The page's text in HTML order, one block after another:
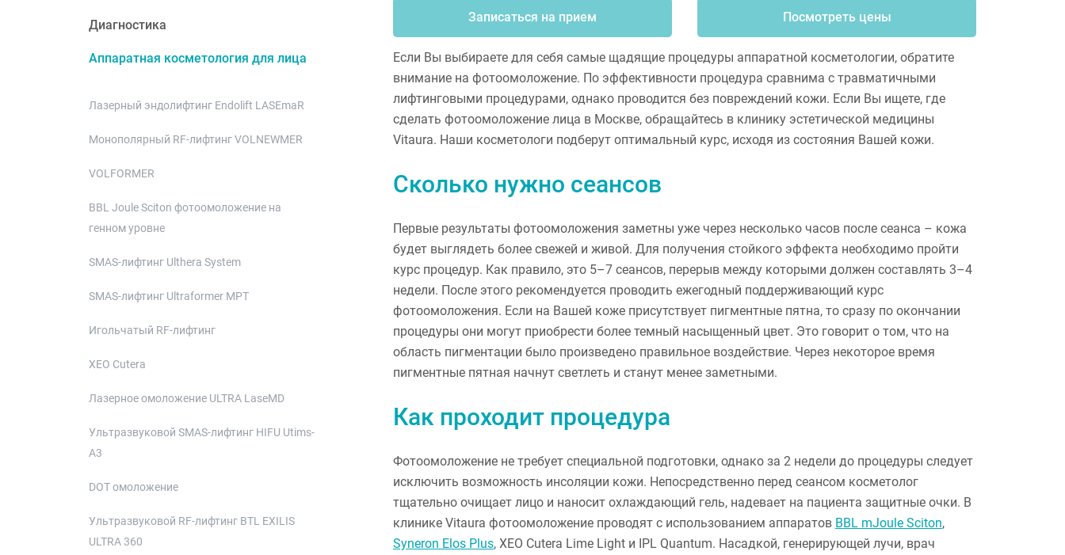
Записаться на прием Посмотреть цены
Если Вы выбираете для себя самые щадящие процедуры аппаратной косметологии, обратите
внимание на фотоомоложение. По эффективности процедура сравнима с травматичными
лифтинговыми процедурами, однако проводится без повреждений кожи. Если Вы ищете, где
сделать фотоомоложение лица в Москве, обращайтесь в клинику эстетической медицины
Vitaura. Наши косметологи подберут оптимальный курс, исходя из состояния Вашей кожи.
Сколько нужно сеансов
Первые результаты фотоомоложения заметны уже через несколько часов после сеанса – кожа
будет выглядеть более свежей и живой. Для получения стойкого эффекта необходимо пройти
курс процедур. Как правило, это 5–7 сеансов, перерыв между которыми должен составлять 3–4
недели. После этого рекомендуется проводить ежегодный поддерживающий курс
фотоомоложения. Если на Вашей коже присутствует пигментные пятна, то сразу по окончании
процедуры они могут приобрести более темный насыщенный цвет. Это говорит о том, что на
область пигментации было произведено правильное воздействие. Через некоторое время
пигментные пятная начнут светлеть и станут менее заметными.
Как проходит процедура
Фотоомоложение не требует специальной подготовки, однако за 2 недели до процедуры следует
исключить возможность инсоляции кожи. Непосредственно перед сеансом косметолог
тщательно очищает лицо и наносит охлаждающий гель, надевает на пациента защитные очки. В
клинике Vitaura фотоомоложение проводят с использованием аппаратов BBL mJoule Sciton,
Syneron Elos Plus, XEO Cutera Lime Light и IPL Quantum. Насадкой, генерирующей лучи, врач
Диагностика
Аппаратная косметология для лица
Лазерный эндолифтинг Endolift LASEmaR
Монополярный RF-лифтинг VOLNEWMER
VOLFORMER
BBL Joule Sciton фотоомоложение на
генном уровне
SMAS-лифтинг Ulthera System
SMAS-лифтинг Ultraformer MPT
Игольчатый RF-лифтинг
XEO Cutera
Лазерное омоложение ULTRA LaseMD
Ультразвуковой SMAS-лифтинг HIFU Utims-
A3
DOT омоложение
Ультразвуковой RF-лифтинг BTL EXILIS
ULTRA 360